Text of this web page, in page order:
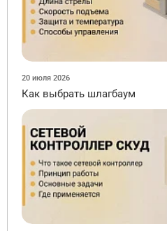
20 июля 2026
Как выбрать шлагбаум